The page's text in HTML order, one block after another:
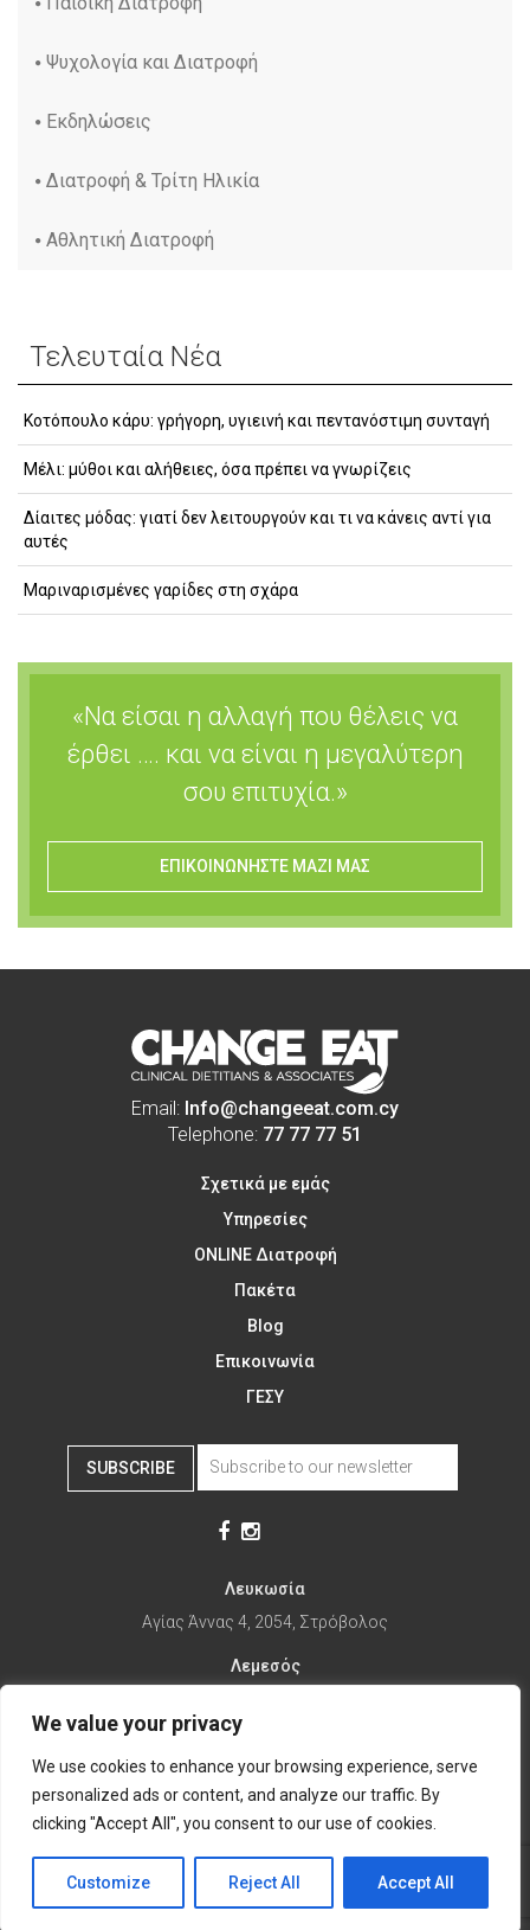
We value your privacy
We use cookies to enhance your browsing experience, serve
personalized ads or content, and analyze our traffic. By
clicking "Accept All", you consent to our use of cookies.
Customize Reject All Accept All
Ψυχολογία και Διατροφή
Εκδηλώσεις
Διατροφή & Τρίτη Ηλικία
Αθλητική Διατροφή
Τελευταία Νέα
Κοτόπουλο κάρυ: γρήγορη, υγιεινή και πεντανόστιμη συνταγή
Μέλι: μύθοι και αλήθειες, όσα πρέπει να γνωρίζεις
Δίαιτες μόδας: γιατί δεν λειτουργούν και τι να κάνεις αντί για
αυτές
Μαριναρισμένες γαρίδες στη σχάρα
«Να είσαι η αλλαγή που θέλεις να
έρθει …. και να είναι η μεγαλύτερη
σου επιτυχία.»
ΕΠΙΚΟΙΝΩΝΗΣΤΕ ΜΑΖΙ ΜΑΣ
Email: Info@changeeat.com.cy
Telephone: 77 77 77 51
Σχετικά με εμάς
Υπηρεσίες
ONLINE Διατροφή
Πακέτα
Blog
Επικοινωνία
ΓΕΣΥ
SUBSCRIBE
Λευκωσία
Αγίας Άννας 4, 2054, Στρόβολος
Λεμεσός
1ης Απριλίου 67, 5281
it's time to Change Eat